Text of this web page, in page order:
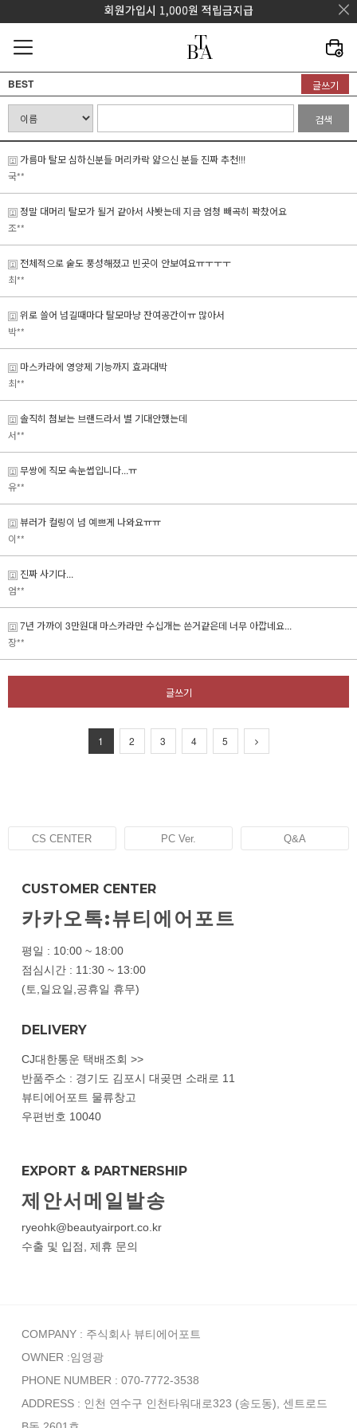
BEST 글쓰기
검색
가름마 탈모 심하신분들 머리카락 얇으신 분들 진짜 추천!!!
국**
정말 대머리 탈모가 될거 같아서 사봣는데 지금 엄청 빼곡히 꽉찼어요
조**
전체적으로 숱도 풍성해졌고 빈곳이 안보여요ㅠㅜㅜㅜ
최**
위로 쓸어 넘길때마다 탈모마냥 잔여공간이ㅠ 많아서
박**
마스카라에 영양제 기능까지 효과대박
최**
솔직히 첨보는 브랜드라서 별 기대안했는데
서**
무쌍에 직모 속눈썹입니다...ㅠ
유**
뷰러가 컬링이 넘 예쁘게 나와요ㅠㅠ
이**
진짜 사기다...
엄**
7년 가까이 3만원대 마스카라만 수십개는 쓴거같은데 너무 아깝네요...
장**
글쓰기
1 2 3 4 5
CS CENTER PC Ver. Q&A
CUSTOMER CENTER
카카오톡:뷰티에어포트
평일 : 10:00 ~ 18:00
점심시간 : 11:30 ~ 13:00
(토,일요일,공휴일 휴무)
DELIVERY
CJ대한통운 택배조회 >>
반품주소 : 경기도 김포시 대곶면 소래로 11
뷰티에어포트 물류창고
우편번호 10040
EXPORT & PARTNERSHIP
제안서메일발송
ryeohk@beautyairport.co.kr
수출 및 입점, 제휴 문의
COMPANY : 주식회사 뷰티에어포트
OWNER :임영광
PHONE NUMBER : 070-7772-3538
ADDRESS : 인천 연수구 인천타워대로323 (송도동), 센트로드